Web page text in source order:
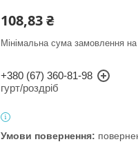
108,83 ₴
Мінімальна сума замовлення
+380 (67) 360-81-98
гурт/роздріб